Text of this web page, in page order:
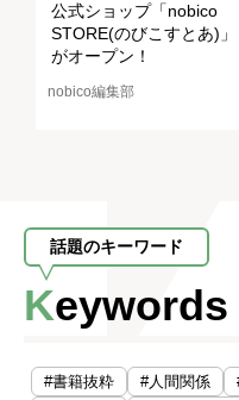
公式ショップ「nobico
STORE(のびこすとあ)」
がオープン！
nobico編集部
話題のキーワード
Keywords
#書籍抜粋 #人間関係